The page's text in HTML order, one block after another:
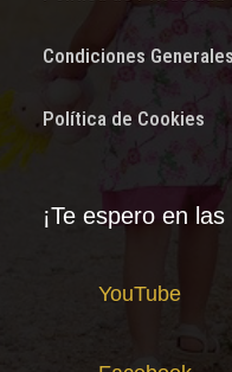
Condiciones
Política de Cookies
¡Te espero en
YouTube